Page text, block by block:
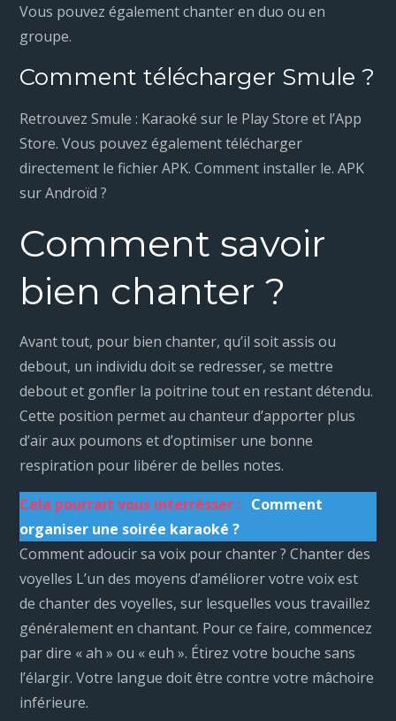
Vous pouvez également chanter en duo ou en
groupe.
Comment télécharger Smule ?
Retrouvez Smule : Karaoké sur le Play Store et l’App
Store. Vous pouvez également télécharger
directement le fichier APK. Comment installer le. APK
sur Androïd ?
Comment savoir
bien chanter ?
Avant tout, pour bien chanter, qu’il soit assis ou
debout, un individu doit se redresser, se mettre
debout et gonfler la poitrine tout en restant détendu.
Cette position permet au chanteur d’apporter plus
d’air aux poumons et d’optimiser une bonne
respiration pour libérer de belles notes.
Cela pourrait vous interrésser : Comment
organiser une soirée karaoké ?
Comment adoucir sa voix pour chanter ? Chanter des
voyelles L’un des moyens d’améliorer votre voix est
de chanter des voyelles, sur lesquelles vous travaillez
généralement en chantant. Pour ce faire, commencez
par dire « ah » ou « euh ». Étirez votre bouche sans
l’élargir. Votre langue doit être contre votre mâchoire
inférieure.